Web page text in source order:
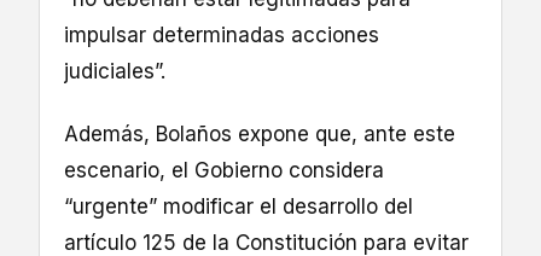
impulsar determinadas acciones
judiciales”.
Además, Bolaños expone que, ante este
escenario, el Gobierno considera
“urgente” modificar el desarrollo del
artículo 125 de la Constitución para evitar